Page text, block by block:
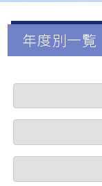
年度別一覧